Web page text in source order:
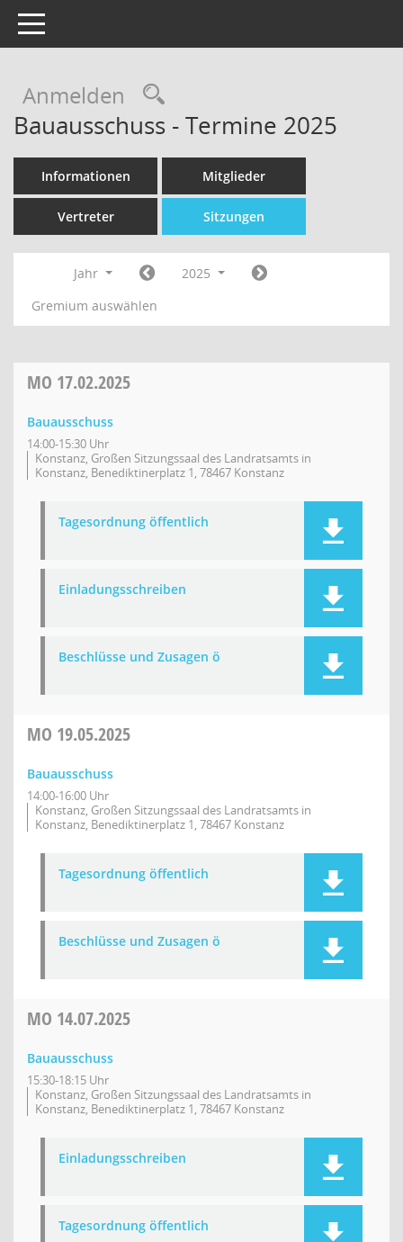
Toggle navigation
Anmelden Rechercheauswahl
Bauausschuss - Termine 2025
Informationen Mitglieder
Vertreter Sitzungen
Jahr
2025
Gremium auswählen
MO 17.02.2025
Bauausschuss
14:00-15:30 Uhr
Konstanz, Großen Sitzungssaal des Landratsamts in
Konstanz, Benediktinerplatz 1, 78467 Konstanz
Tagesordnung öffentlich
Einladungsschreiben
Beschlüsse und Zusagen ö
MO 19.05.2025
Bauausschuss
14:00-16:00 Uhr
Konstanz, Großen Sitzungssaal des Landratsamts in
Konstanz, Benediktinerplatz 1, 78467 Konstanz
Tagesordnung öffentlich
Beschlüsse und Zusagen ö
MO 14.07.2025
Bauausschuss
15:30-18:15 Uhr
Konstanz, Großen Sitzungssaal des Landratsamts in
Konstanz, Benediktinerplatz 1, 78467 Konstanz
Einladungsschreiben
Tagesordnung öffentlich